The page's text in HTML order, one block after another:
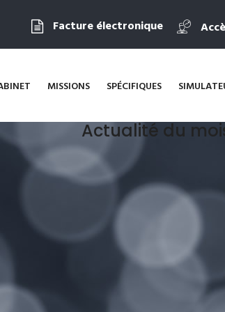
Facture électronique
MISSIONS SPÉCIFIQUES
Actualité du